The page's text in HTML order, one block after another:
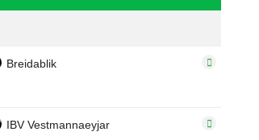
Breidablik
IBV Vestmannaeyjar